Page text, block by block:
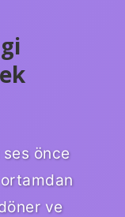
ses önce
ortamdan
ve